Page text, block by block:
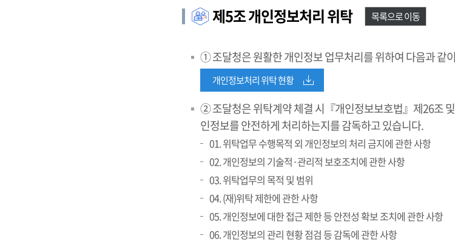
제5조 개인정보처리 위탁 목록으로 이동
① 조달청은 원활한 개인정보 업무처리를 위하여 다음과 같
개인정보처리 위탁 현황
② 조달청은 위탁계약 체결 시『개인정보보호법』제26조
인정보를 안전하게 처리하는지를 감독하고 있습니다.
01. 위탁업무 수행목적 외 개인정보의 처리 금지에 관한 사항
02. 개인정보의 기술적·관리적 보호조치에 관한 사항
03. 위탁업무의 목적 및 범위
04. (재)위탁 제한에 관한 사항
05. 개인정보에 대한 접근 제한 등 안전성 확보 조치에 관한 사항
06. 개인정보의 관리 현황 점검 등 감독에 관한 사항